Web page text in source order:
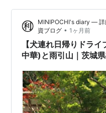
習試合や大きな大会等が
にも大きな歓声が聞こえ
ってます！ …
MINIPOCHI's diary ― 詳
資ブログ • 1ヶ月前
【犬連れ日帰りドラ
中華)と雨引山｜茨城